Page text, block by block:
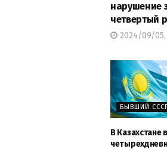
нарушение
четвертый
2024/09/05,
БЫВШИЙ
В Казахстане